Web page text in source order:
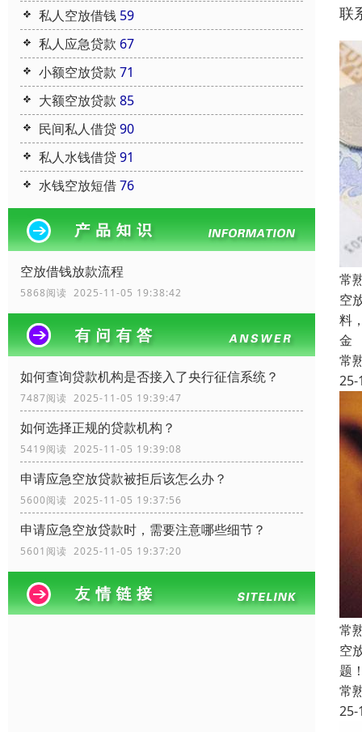
私人空放借钱 59
私人应急贷款 67
小额空放贷款 71
大额空放贷款 85
民间私人借贷90
私人水钱借贷91
水钱空放短借76
空放借钱放款流程
5868阅读 2025-11-05 19:38:42
如何查询贷款机构是否接入了央行征信系统？
7487阅读 2025-11-05 19:39:47
如何选择正规的贷款机构？
5419阅读 2025-11-05 19:39:08
申请应急空放贷款被拒后该怎么办？
5600阅读 2025-11-05 19:37:56
申请应急空放贷款时，需要注意哪些细节？
5601阅读 2025-11-05 19:37:20
联
常
空
料
金
常
25-
常
空
题
常
25-